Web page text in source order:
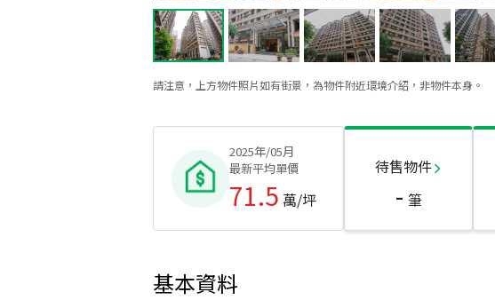
請注意，上方物件照片如有街景，為物件附近環境介紹，非物件本身。
2025年/05月
最新平均單價
71.5 萬/坪
待售物件
- 筆
基本資料